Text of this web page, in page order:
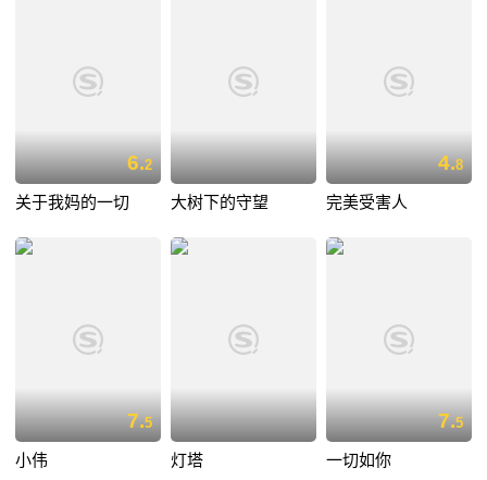
6.2
关于我妈的一切 大树下的守望
4.8
完美受害人
7.5
小伟 灯塔
7.5
一切如你